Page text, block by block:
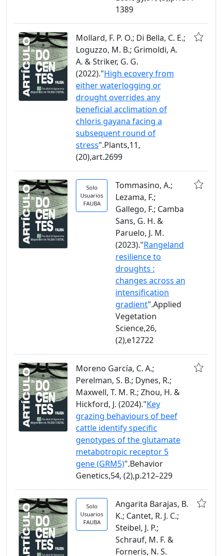
1389
Mollard, F. P. O.; Di Bella, C. E.;
Loguzzo, M. B.; Grimoldi, A.
A. & Striker, G. G.
(2022)."High ecovery from
either waterlogging or
drought overrides any
beneficial acclimation of
chloris gayana facing a
subsequent round of
stress".Plants,11,
(20),art.2699
Solo
Usuarios
FAUBA
Tommasino, A.;
Lezama, F.;
Gallego, F.; Camba
Sans, G. H. &
Paruelo, J. M.
(2023)."Rangeland
resilience to
droughts :
changes across an
intensification
gradient".Applied
Vegetation
Science,26,
(2),e12722
Moreno García, C. A.;
Perelman, S. B.; Dynes, R.;
Maxwell, T. M. R.; Zhou, H. &
Hickford, J. (2024)."Key
grazing behaviours of beef
cattle identify specific
genotypes of the glutamate
metabotropic receptor 5
gene (GRM5)".Behavior
Genetics,54, (2),p.212–229
Solo
Usuarios
FAUBA
Angarita Barajas, B.
K.; Cantet, R. J. C.;
Steibel, J. P.;
Schrauf, M. F. &
Forneris, N. S.